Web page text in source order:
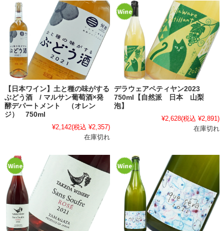
【日本ワイン】土と種の味がする
ぶどう酒 / マルサン葡萄酒×発
酵デパートメント （オレン
ジ） 750ml
¥2,142(税込 ¥2,357)
在庫切れ
デラウェアペティヤン2023
750ml【自然派 日本 山梨
泡】
¥2,628(税込 ¥2,891)
在庫切れ